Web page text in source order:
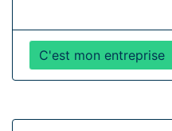
C'est mon entreprise